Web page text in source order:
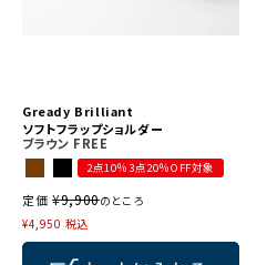
Gready Brilliant
ソフトフラップショルダー
ブラウン FREE
2点10％3点20％OFF対象
定価 ¥9,900のところ
¥4,950 税込